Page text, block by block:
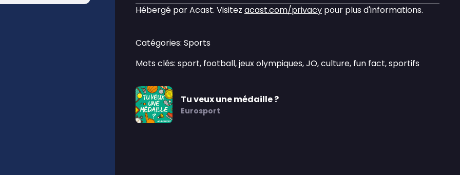
Hébergé par Acast. Visitez acast.com/privacy pour plus d'informations.
Catégories: Sports
Mots clés: sport, football, jeux olympiques, JO, culture, fun fact, sportifs
Tu veux une médaille ?
Eurosport